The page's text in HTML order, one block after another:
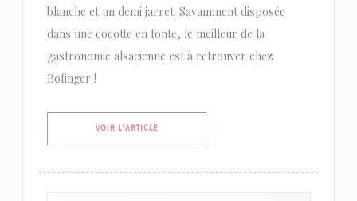
blanche et un demi jarret. Savamment disposée
dans une cocotte en fonte, le meilleur de la
gastronomie alsacienne est à retrouver chez
Bofinger !
VOIR L'ARTICLE((OUVRE UNE NOUVELLE FENÊTRE))